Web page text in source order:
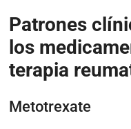
Patrones
los
terapia
Metotrexate